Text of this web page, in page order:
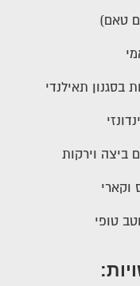
טאם)
בסגנון תאילנדי
ביצה וירקות
וקארי
טופי